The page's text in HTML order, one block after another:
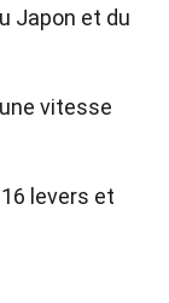
Japon et du
vitesse
levers et